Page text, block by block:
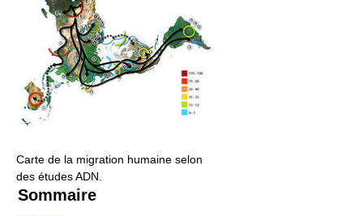
Carte de la migration humaine selon
des études ADN.
Sommaire